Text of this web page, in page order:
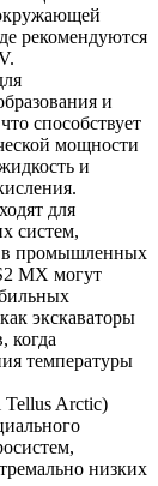
рекомендуются
и
способствует
мощности
и
для
систем,
в промышленных
MX могут
экскаваторы
когда
температуры
Arctic)
низких